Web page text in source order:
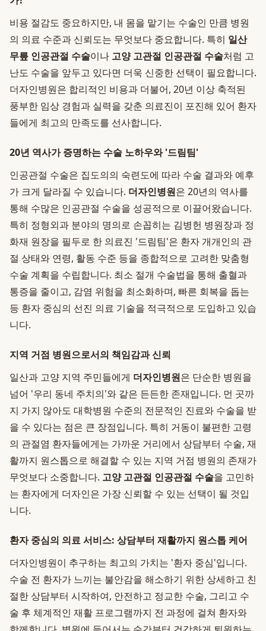
비용 절감도 중요하지만, 내 몸을 맡기는 수술인 만큼 병원
의 의료 수준과 신뢰도는 무엇보다 중요합니다. 특히 일산
무릎 인공관절 수술이나 고양 고관절 인공관절 수술처럼 고
난도 수술을 앞두고 있다면 더욱 신중한 선택이 필요합니다.
더자인병원은 합리적인 비용과 더불어, 20년 이상 축적된
풍부한 임상 경험과 실력을 갖춘 의료진이 포진해 있어 환자
들에게 최고의 만족도를 선사합니다.
20년 역사가 증명하는 수술 노하우와 '드림팀'
인공관절 수술은 집도의의 숙련도에 따라 수술 결과와 예후
가 크게 달라질 수 있습니다. 더자인병원은 20년의 역사를
통해 수많은 인공관절 수술을 성공적으로 이끌어왔습니다.
특히 정형외과 분야의 명의로 손꼽히는 김병헌 병원장과 정
화재 원장을 필두로 한 의료진 '드림팀'은 환자 개개인의 관
절 상태와 연령, 활동 수준 등을 종합적으로 고려한 맞춤형
수술 계획을 수립합니다. 최소 절개 수술법을 통해 출혈과
통증을 줄이고, 감염 위험을 최소화하며, 빠른 회복을 돕는
등 환자 중심의 선진 의료 기술을 적극적으로 도입하고 있습
니다.
지역 거점 병원으로서의 책임감과 신뢰
일산과 고양 지역 주민들에게 더자인병원은 단순한 병원을
넘어 '우리 동네 주치의'와 같은 든든한 존재입니다. 먼 곳까
지 가지 않아도 대학병원 수준의 전문적인 진료와 수술을 받
을 수 있다는 점은 큰 장점입니다. 특히 거동이 불편한 고령
의 관절염 환자들에게는 가까운 거리에서 상담부터 수술, 재
활까지 원스톱으로 해결할 수 있는 지역 거점 병원의 존재가
무엇보다 소중합니다. 고양 고관절 인공관절 수술을 고민하
는 환자에게 더자인은 가장 신뢰할 수 있는 선택이 될 것입
니다.
환자 중심의 의료 서비스: 상담부터 재활까지 원스톱 케어
더자인병원이 추구하는 최고의 가치는 '환자 중심'입니다.
수술 전 환자가 느끼는 불안감을 해소하기 위한 상세하고 친
절한 상담부터 시작하여, 안전하고 정교한 수술, 그리고 수
술 후 체계적인 재활 프로그램까지 전 과정에 걸쳐 환자와